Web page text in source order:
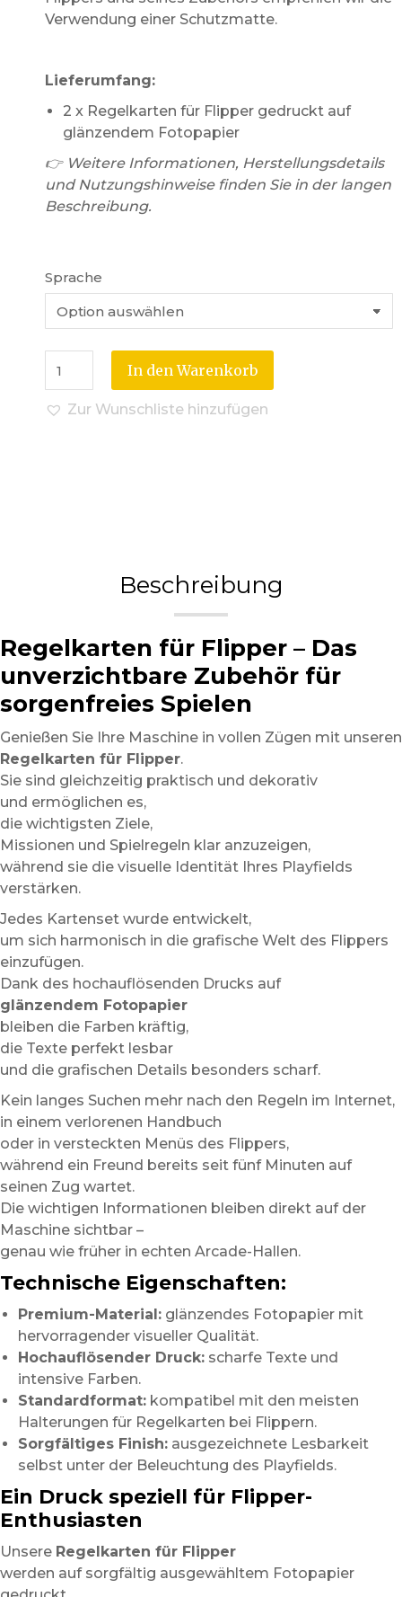
Verwendung einer Schutzmatte.
Lieferumfang:
2 x Regelkarten für Flipper gedruckt auf
glänzendem Fotopapier
👉 Weitere Informationen, Herstellungsdetails
und Nutzungshinweise finden Sie in der langen
Beschreibung.
Sprache
In den Warenkorb
Zur Wunschliste hinzufügen
Beschreibung
Regelkarten für Flipper – Das
unverzichtbare Zubehör für
sorgenfreies Spielen
Genießen Sie Ihre Maschine in vollen Zügen mit unseren
Regelkarten für Flipper.
Sie sind gleichzeitig praktisch und dekorativ
und ermöglichen es,
die wichtigsten Ziele,
Missionen und Spielregeln klar anzuzeigen,
während sie die visuelle Identität Ihres Playfields
verstärken.
Jedes Kartenset wurde entwickelt,
um sich harmonisch in die grafische Welt des Flippers
einzufügen.
Dank des hochauflösenden Drucks auf
glänzendem Fotopapier
bleiben die Farben kräftig,
die Texte perfekt lesbar
und die grafischen Details besonders scharf.
Kein langes Suchen mehr nach den Regeln im Internet,
in einem verlorenen Handbuch
oder in versteckten Menüs des Flippers,
während ein Freund bereits seit fünf Minuten auf
seinen Zug wartet.
Die wichtigen Informationen bleiben direkt auf der
Maschine sichtbar –
genau wie früher in echten Arcade-Hallen.
Technische Eigenschaften:
Premium-Material: glänzendes Fotopapier mit
hervorragender visueller Qualität.
Hochauflösender Druck: scharfe Texte und
intensive Farben.
Standardformat: kompatibel mit den meisten
Halterungen für Regelkarten bei Flippern.
Sorgfältiges Finish: ausgezeichnete Lesbarkeit
selbst unter der Beleuchtung des Playfields.
Ein Druck speziell für Flipper-
Enthusiasten
Unsere Regelkarten für Flipper
werden auf sorgfältig ausgewähltem Fotopapier